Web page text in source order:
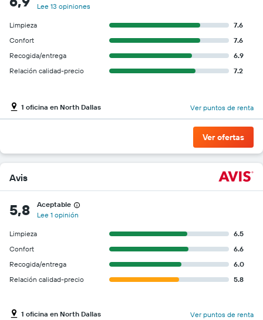
Lee 13 opiniones
Limpieza
7.6
Confort
7.6
Recogida/entrega
6.9
Relación calidad-precio
7.2
1 oficina en North Dallas Ver puntos de renta
Ver ofertas
Avis
5,8
Aceptable
Lee 1 opinión
Limpieza
6.5
Confort
6.6
Recogida/entrega
6.0
Relación calidad-precio
5.8
1 oficina en North Dallas Ver puntos de renta